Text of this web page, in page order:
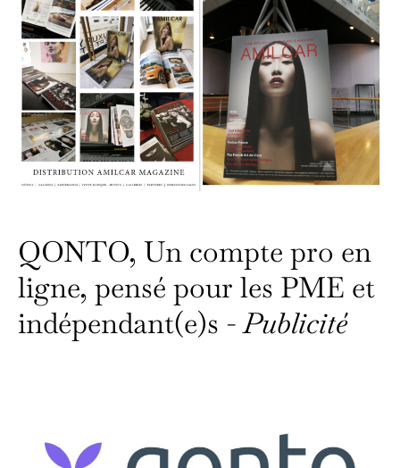
QONTO, Un compte pro en
ligne, pensé pour les PME et
indépendant(e)s -Publicité